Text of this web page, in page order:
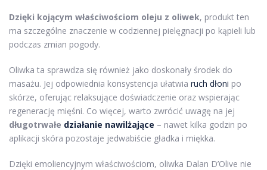
Dzięki kojącym właściwościom oleju z oliwek, produkt ten
ma szczególne znaczenie w codziennej pielęgnacji po kąpieli lub
podczas zmian pogody.
Oliwka ta sprawdza się również jako doskonały środek do
masażu. Jej odpowiednia konsystencja ułatwia ruch dłoni po
skórze, oferując relaksujące doświadczenie oraz wspierając
regenerację mięśni. Co więcej, warto zwrócić uwagę na jej
długotrwałe działanie nawilżające – nawet kilka godzin po
aplikacji skóra pozostaje jedwabiście gładka i miękka.
Dzięki emoliencyjnym właściwościom, oliwka Dalan D’Olive nie